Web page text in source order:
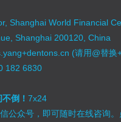
Shanghai World Financial
Shanghai 200120, China
(请用@替换
182 6830
不倒！7x24
公众号，即可随时在线咨询。